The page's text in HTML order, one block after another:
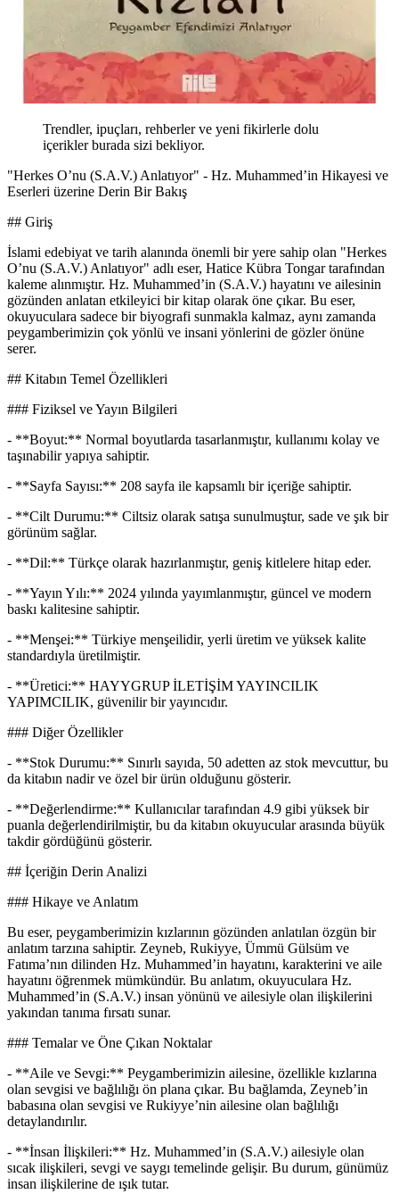
Trendler, ipuçları, rehberler ve yeni fikirlerle dolu
içerikler burada sizi bekliyor.
"Herkes O’nu (S.A.V.) Anlatıyor" - Hz. Muhammed’in Hikayesi ve
Eserleri üzerine Derin Bir Bakış
## Giriş
İslami edebiyat ve tarih alanında önemli bir yere sahip olan "Herkes
O’nu (S.A.V.) Anlatıyor" adlı eser, Hatice Kübra Tongar tarafından
kaleme alınmıştır. Hz. Muhammed’in (S.A.V.) hayatını ve ailesinin
gözünden anlatan etkileyici bir kitap olarak öne çıkar. Bu eser,
okuyuculara sadece bir biyografi sunmakla kalmaz, aynı zamanda
peygamberimizin çok yönlü ve insani yönlerini de gözler önüne
serer.
## Kitabın Temel Özellikleri
### Fiziksel ve Yayın Bilgileri
- **Boyut:** Normal boyutlarda tasarlanmıştır, kullanımı kolay ve
taşınabilir yapıya sahiptir.
- **Sayfa Sayısı:** 208 sayfa ile kapsamlı bir içeriğe sahiptir.
- **Cilt Durumu:** Ciltsiz olarak satışa sunulmuştur, sade ve şık bir
görünüm sağlar.
- **Dil:** Türkçe olarak hazırlanmıştır, geniş kitlelere hitap eder.
- **Yayın Yılı:** 2024 yılında yayımlanmıştır, güncel ve modern
baskı kalitesine sahiptir.
- **Menşei:** Türkiye menşeilidir, yerli üretim ve yüksek kalite
standardıyla üretilmiştir.
- **Üretici:** HAYYGRUP İLETİŞİM YAYINCILIK
YAPIMCILIK, güvenilir bir yayıncıdır.
### Diğer Özellikler
- **Stok Durumu:** Sınırlı sayıda, 50 adetten az stok mevcuttur, bu
da kitabın nadir ve özel bir ürün olduğunu gösterir.
- **Değerlendirme:** Kullanıcılar tarafından 4.9 gibi yüksek bir
puanla değerlendirilmiştir, bu da kitabın okuyucular arasında büyük
takdir gördüğünü gösterir.
## İçeriğin Derin Analizi
### Hikaye ve Anlatım
Bu eser, peygamberimizin kızlarının gözünden anlatılan özgün bir
anlatım tarzına sahiptir. Zeyneb, Rukiyye, Ümmü Gülsüm ve
Fatıma’nın dilinden Hz. Muhammed’in hayatını, karakterini ve aile
hayatını öğrenmek mümkündür. Bu anlatım, okuyuculara Hz.
Muhammed’in (S.A.V.) insan yönünü ve ailesiyle olan ilişkilerini
yakından tanıma fırsatı sunar.
### Temalar ve Öne Çıkan Noktalar
- **Aile ve Sevgi:** Peygamberimizin ailesine, özellikle kızlarına
olan sevgisi ve bağlılığı ön plana çıkar. Bu bağlamda, Zeyneb’in
babasına olan sevgisi ve Rukiyye’nin ailesine olan bağlılığı
detaylandırılır.
- **İnsan İlişkileri:** Hz. Muhammed’in (S.A.V.) ailesiyle olan
sıcak ilişkileri, sevgi ve saygı temelinde gelişir. Bu durum, günümüz
insan ilişkilerine de ışık tutar.